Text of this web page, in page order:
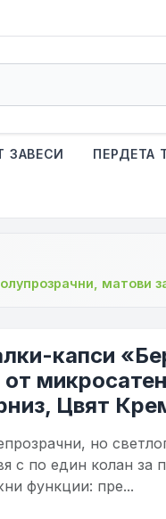
ЗАВЕСИ ПЕРДЕТА
матови
капси
Цвят
но
с по един колан за
функции: пре...